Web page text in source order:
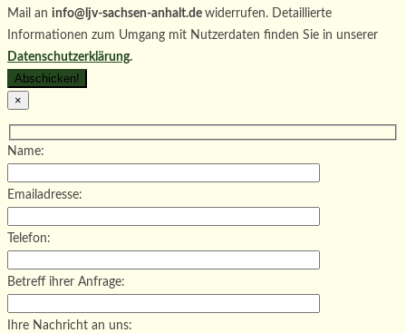
Mail an info@ljv-sachsen-anhalt.de widerrufen. Detaillierte
Informationen zum Umgang mit Nutzerdaten finden Sie in unserer
Datenschutzerklärung.
×
Name:
Emailadresse:
Telefon:
Betreff ihrer Anfrage:
Ihre Nachricht an uns: